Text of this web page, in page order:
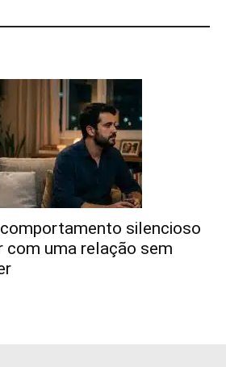
comportamento silencioso
com uma relação sem